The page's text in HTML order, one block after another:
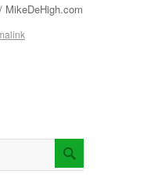
MikeDeHigh.com